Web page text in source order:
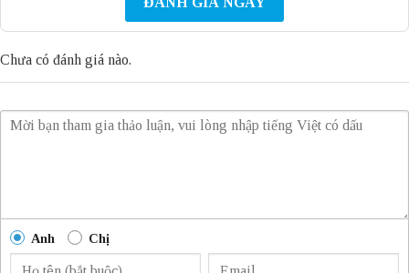
Chưa có đánh giá nào.
Anh Chị